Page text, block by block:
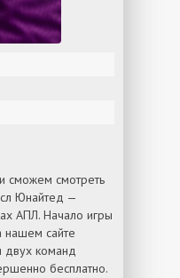
сможем смотреть
Юнайтед —
АПЛ. Начало игры
нашем сайте
двух команд
бесплатно.